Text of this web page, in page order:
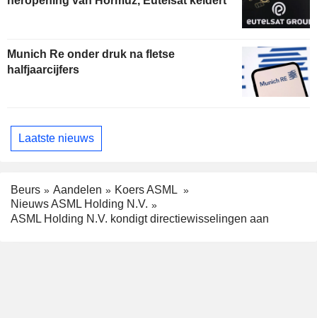
Munich Re onder druk na fletse
halfjaarcijfers
Laatste nieuws
Beurs Aandelen
Koers ASML
Nieuws ASML Holding N.V.
ASML Holding N.V. kondigt directiewisselingen aan